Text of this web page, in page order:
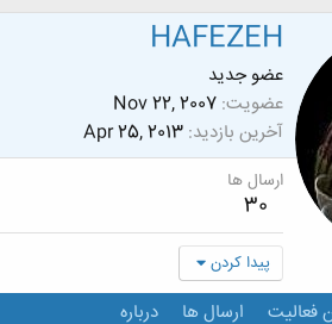
HAFEZEH
عضو جدید
عضویت Nov 22, 2007
آخرین بازدید Apr 25, 2013
ارسال ها
30
پیدا کردن
فعالیت ارسال ها درباره